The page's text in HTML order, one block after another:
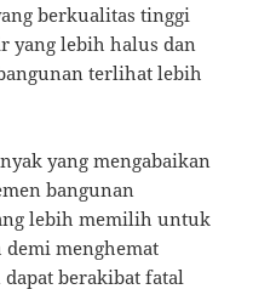
berkualitas tinggi
yang lebih halus dan
terlihat lebih
yang mengabaikan
bangunan
lebih memilih untuk
menghemat
berakibat fatal